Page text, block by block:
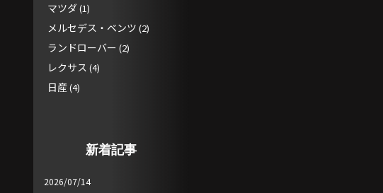
マツダ (1)
メルセデス・ベンツ (2)
ランドローバー (2)
レクサス (4)
日産(4)
新着記事
2026/07/14